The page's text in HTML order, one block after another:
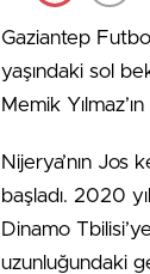
Gaziantep
yaşındaki sol
Memik
Nijerya’nın
başladı. 2020
Dinamo
uzunluğundaki